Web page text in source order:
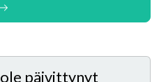
päivittynyt